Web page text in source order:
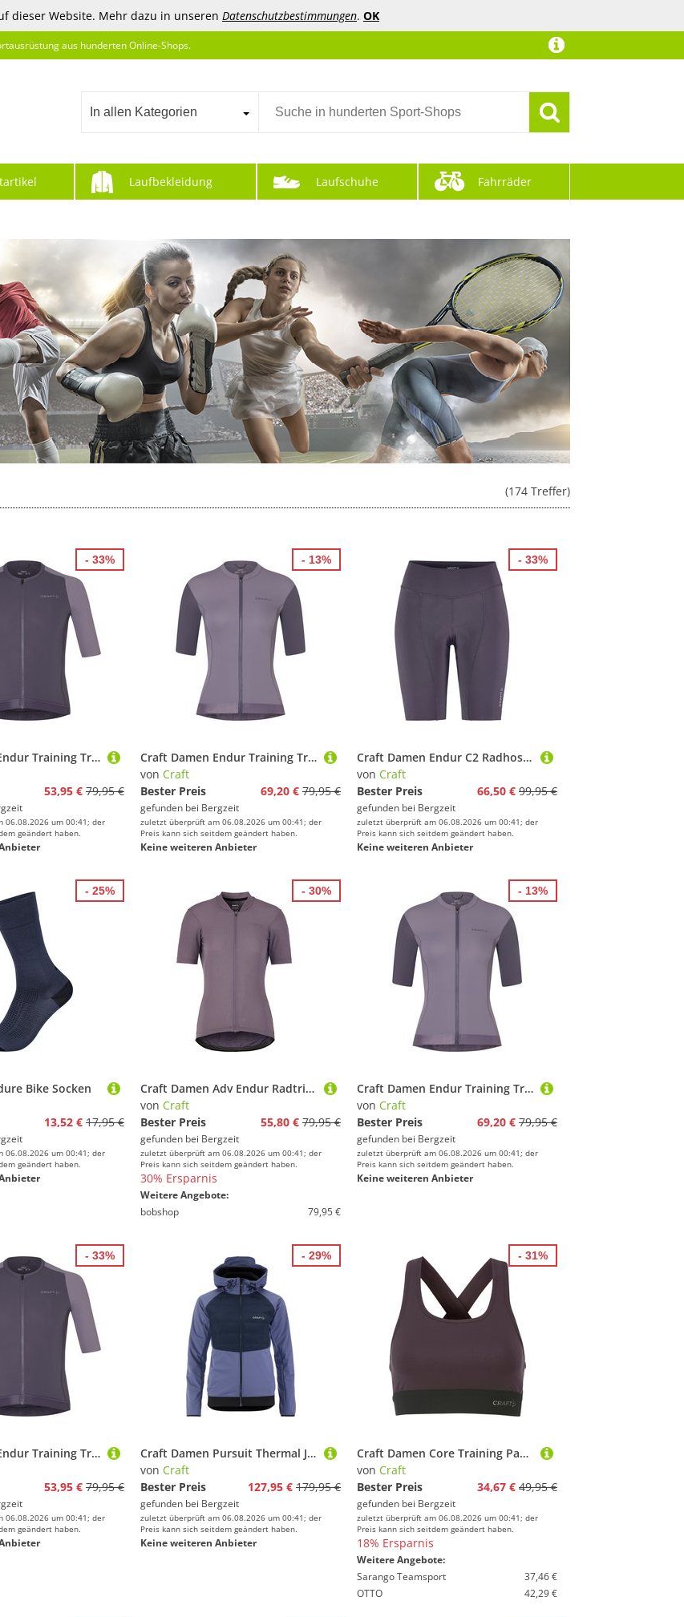
dieser Website. Mehr dazu in unseren Datenschutzbestimmungen. OK
aus hunderten Online-Shops.
In allen Kategorien
Laufbekleidung Laufschuhe Fahrräder
(174 Treffer)
Craft Herren Endur Training Trikot
53,95 € 79,95 €
06.08.2026 um 00:41; der
geändert haben.
- 33%
Craft Damen Endur Training Trikot
von Craft
Bester Preis
69,20 € 79,95 €
gefunden bei Bergzeit
zuletzt überprüft am 06.08.2026 um 00:41; der
Preis kann sich seitdem geändert haben.
Keine weiteren Anbieter
- 13%
Craft Damen Endur C2 Radhose kurz
von Craft
Bester Preis
66,50 € 99,95 €
gefunden bei Bergzeit
zuletzt überprüft am 06.08.2026 um 00:41; der
Preis kann sich seitdem geändert haben.
Keine weiteren Anbieter
- 33%
Bike Socken
13,52 € 17,95 €
06.08.2026 um 00:41; der
geändert haben.
- 25%
Craft Damen Adv Endur Radtrikot
von Craft
Bester Preis
55,80 € 79,95 €
gefunden bei Bergzeit
zuletzt überprüft am 06.08.2026 um 00:41; der
Preis kann sich seitdem geändert haben.
30% Ersparnis
Weitere Angebote:
bobshop
79,95 €
- 30%
Craft Damen Endur Training Trikot
von Craft
Bester Preis
69,20 € 79,95 €
gefunden bei Bergzeit
zuletzt überprüft am 06.08.2026 um 00:41; der
Preis kann sich seitdem geändert haben.
Keine weiteren Anbieter
- 13%
Craft Herren Endur Training Trikot
53,95 € 79,95 €
06.08.2026 um 00:41; der
geändert haben.
- 33%
Craft Damen Pursuit Thermal Jacke
von Craft
Bester Preis
127,95 € 179,95 €
gefunden bei Bergzeit
zuletzt überprüft am 06.08.2026 um 00:41; der
Preis kann sich seitdem geändert haben.
Keine weiteren Anbieter
- 29%
Craft Damen Core Training Padded Sport BH
von Craft
Bester Preis
34,67 € 49,95 €
gefunden bei Bergzeit
zuletzt überprüft am 06.08.2026 um 00:41; der
Preis kann sich seitdem geändert haben.
18% Ersparnis
Weitere Angebote:
Sarango Teamsport
37,46 €
OTTO
42,29 €
- 31%